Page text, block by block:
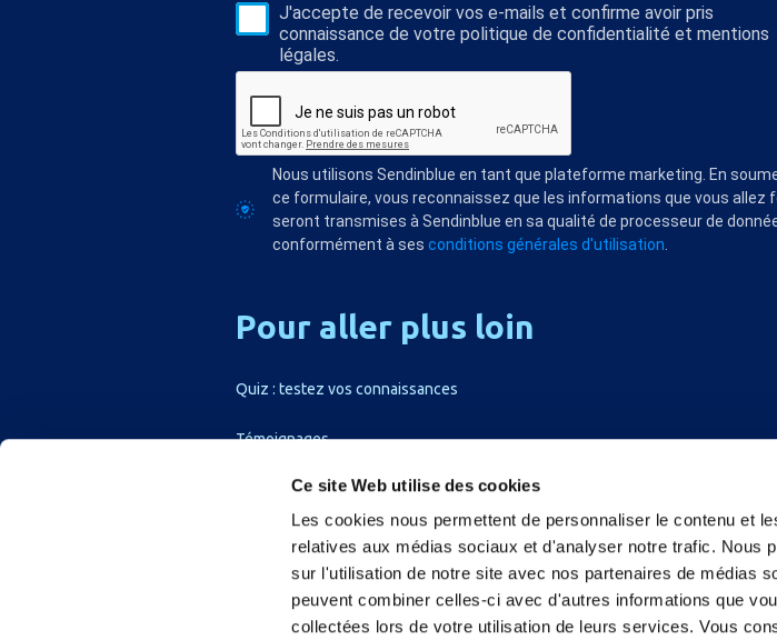
Ce site Web utilise des cookies
Les cookies nous permettent de personnaliser le contenu et
relatives aux médias sociaux et d'analyser notre trafic. Nous
sur l'utilisation de notre site avec nos partenaires de médias
peuvent combiner celles-ci avec d'autres informations que
collectées lors de votre utilisation de leurs services. Vous
J'accepte de recevoir vos e-mails et confirme avoir pris
connaissance de votre politique de confidentialité et mentions
légales.
Nous utilisons Sendinblue en tant que plateforme marketing. En
ce formulaire, vous reconnaissez que les informations que vous allez
seront transmises à Sendinblue en sa qualité de processeur de
conformément à sesconditions générales d'utilisation
Pour aller plus loin
Quiz : testez vos connaissances
Témoignages